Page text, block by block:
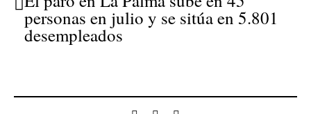
personas en julio y se sitúa en 5.801
desempleados